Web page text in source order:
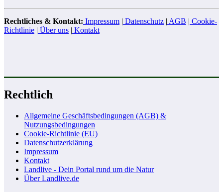
Rechtliches & Kontakt: Impressum | Datenschutz | AGB | Cookie-
Richtlinie | Über uns | Kontakt
Rechtlich
Allgemeine Geschäftsbedingungen (AGB) &
Nutzungsbedingungen
Cookie-Richtlinie (EU)
Datenschutzerklärung
Impressum
Kontakt
Landlive - Dein Portal rund um die Natur
Über Landlive.de